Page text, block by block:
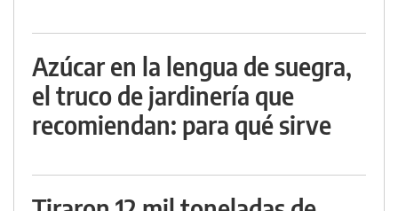
Azúcar en la lengua de suegra,
el truco de jardinería que
recomiendan: para qué sirve